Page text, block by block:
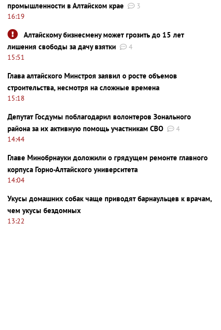
промышленности в Алтайском крае
3
16:19
Алтайскому бизнесмену может грозить до 15 лет
лишения свободы за дачу взятки
4
15:51
Глава алтайского Минстроя заявил о росте объемов
строительства, несмотря на сложные времена
15:18
Депутат Госдумы поблагодарил волонтеров Зонального
района за их активную помощь участникам СВО
4
14:44
Главе Минобрнауки доложили о грядущем ремонте главного
корпуса Горно-Алтайского университета
14:04
Укусы домашних собак чаще приводят барнаульцев к врачам,
чем укусы бездомных
13:22